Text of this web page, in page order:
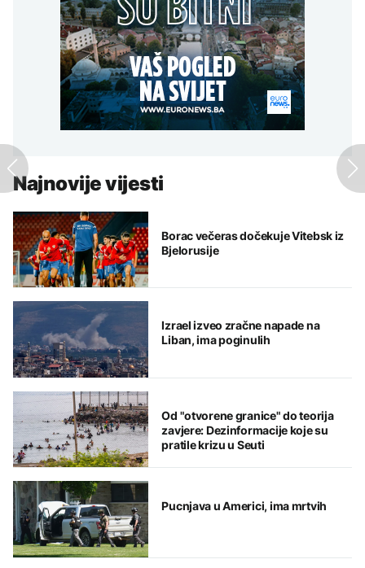
Najnovije vijesti
Borac večeras dočekuje Vitebsk iz
Bjelorusije
Izrael izveo zračne napade na
Liban, ima poginulih
Od "otvorene granice" do teorija
zavjere: Dezinformacije koje su
pratile krizu u Seuti
Pucnjava u Americi, ima mrtvih